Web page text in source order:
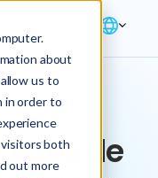
about
us to
in order to
both
out more
de